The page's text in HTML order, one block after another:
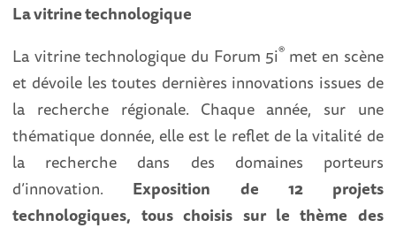
La vitrine technologique
La vitrine technologique du Forum 5i® met en scène
et dévoile les toutes dernières innovations issues de
la recherche régionale. Chaque année, sur une
thématique donnée, elle est le reflet de la vitalité de
la recherche dans des domaines porteurs
d’innovation. Exposition de 12 projets
technologiques, tous choisis sur le thème des